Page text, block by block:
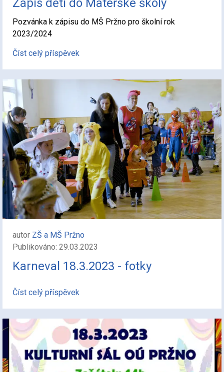
Zápis dětí do Mateřské školy
Pozvánka k zápisu do MŠ Pržno pro školní rok
2023/2024
Číst celý příspěvek
autor ZŠ a MŠ Pržno
Publikováno: 29.03.2023
Karneval 18.3.2023 - fotky
Číst celý příspěvek